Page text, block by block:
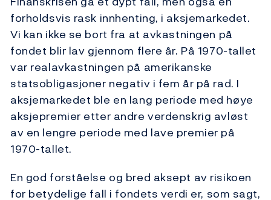
forholdsvis rask innhenting, i aksjemarkedet.
Vi kan ikke se bort fra at avkastningen på
fondet blir lav gjennom flere år. På 1970-tallet
var realavkastningen på amerikanske
statsobligasjoner negativ i fem år på rad. I
aksjemarkedet ble en lang periode med høye
aksjepremier etter andre verdenskrig avløst
av en lengre periode med lave premier på
1970-tallet.
En god forståelse og bred aksept av risikoen
for betydelige fall i fondets verdi er, som sagt,